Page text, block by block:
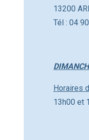
13200
Tél : 04
Horaires
13h00 et